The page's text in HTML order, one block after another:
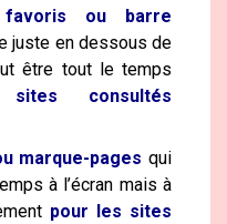
ou barre
juste en dessous de
être tout le temps
consultés
marque-pages qui
à l’écran mais à
pour les sites